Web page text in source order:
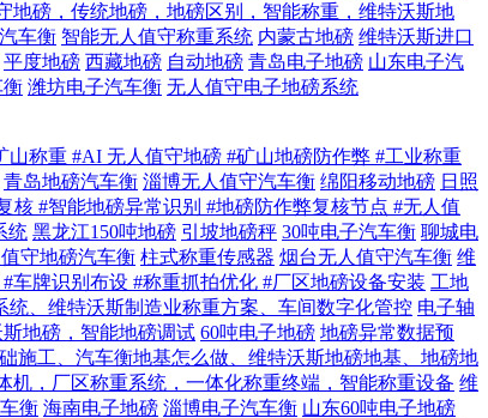
地磅，传统地磅，地磅区别，智能称重，维特沃斯地
车衡 智能无人值守称重系统 内蒙古地磅 维特沃斯进口
平度地磅 西藏地磅 自动地磅 青岛电子地磅 山东电子汽
衡 潍坊电子汽车衡 无人值守电子地磅系统
山称重 #AI 无人值守地磅 #矿山地磅防作弊 #工业称重
青岛地磅汽车衡 淄博无人值守汽车衡 绵阳移动地磅 日照
核 #智能地磅异常识别 #地磅防作弊复核节点 #无人值
统 黑龙江150吨地磅 引坡地磅秤 30吨电子汽车衡 聊城电
守地磅汽车衡 柱式称重传感器 烟台无人值守汽车衡 维
车牌识别布设 #称重抓拍优化 #厂区地磅设备安装 工地
、维特沃斯制造业称重方案、车间数字化管控 电子轴
地磅，智能地磅调试 60吨电子地磅 地磅异常数据预
施工、汽车衡地基怎么做、维特沃斯地磅地基、地磅地
机，厂区称重系统，一体化称重终端，智能称重设备 维
衡 海南电子地磅 淄博电子汽车衡 山东60吨电子地磅